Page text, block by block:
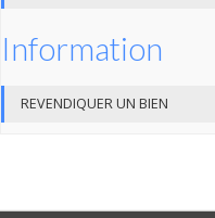
Information
REVENDIQUER UN BIEN